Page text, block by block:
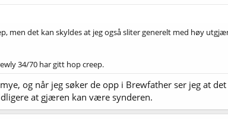
men det kan skyldes at jeg også sliter generelt med høy
34/70 har gitt hop creep.
og når jeg søker de opp i Brewfather ser jeg at
at gjæren kan være synderen.